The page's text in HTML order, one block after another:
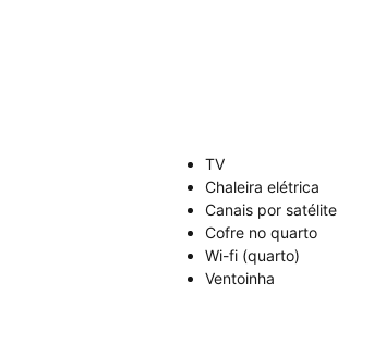
TV
Chaleira elétrica
Canais por satélite
Cofre no quarto
Wi-fi (quarto)
Ventoinha